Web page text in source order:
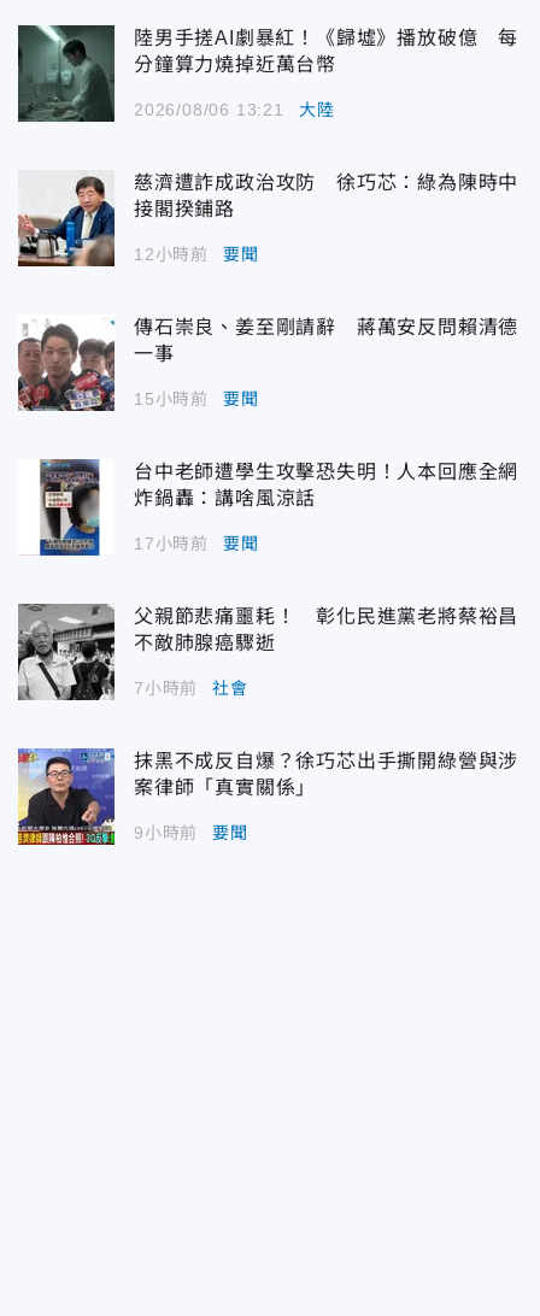
陸男手搓AI劇暴紅！《歸墟》播放破億 每
分鐘算力燒掉近萬台幣
2026/08/06 13:21 大陸
慈濟遭詐成政治攻防 徐巧芯：綠為陳時中
接閣揆鋪路
12小時前 要聞
傳石崇良、姜至剛請辭 蔣萬安反問賴清德
一事
15小時前 要聞
台中老師遭學生攻擊恐失明！人本回應全網
炸鍋轟：講啥風涼話
17小時前 要聞
父親節悲痛噩耗！ 彰化民進黨老將蔡裕昌
不敵肺腺癌驟逝
7小時前 社會
抹黑不成反自爆？徐巧芯出手撕開綠營與涉
案律師「真實關係」
9小時前 要聞